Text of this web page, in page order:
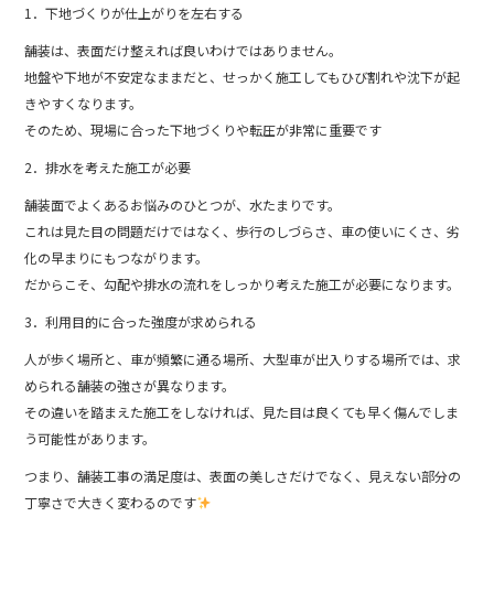
1．下地づくりが仕上がりを左右する
舗装は、表面だけ整えれば良いわけではありません。
地盤や下地が不安定なままだと、せっかく施工してもひび割れや沈下が起
きやすくなります。
そのため、現場に合った下地づくりや転圧が非常に重要です
2．排水を考えた施工が必要
舗装面でよくあるお悩みのひとつが、水たまりです。
これは見た目の問題だけではなく、歩行のしづらさ、車の使いにくさ、劣
化の早まりにもつながります。
だからこそ、勾配や排水の流れをしっかり考えた施工が必要になります。
3．利用目的に合った強度が求められる
人が歩く場所と、車が頻繁に通る場所、大型車が出入りする場所では、求
められる舗装の強さが異なります。
その違いを踏まえた施工をしなければ、見た目は良くても早く傷んでしま
う可能性があります。
つまり、舗装工事の満足度は、表面の美しさだけでなく、見えない部分の
丁寧さで大きく変わるのです